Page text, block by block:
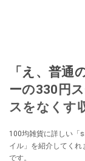
「え、普通
ーの330円
スをなくす
100均雑貨に詳しい「
イル」を紹介してく
です。